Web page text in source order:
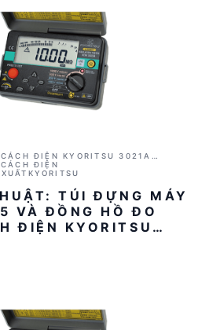
ĐIỆN KYORITSU 3021A
ĐIỆN
KYORITSU
TÚI ĐỰNG MÁY
VÀ ĐỒNG HỒ ĐO
ĐIỆN KYORITSU